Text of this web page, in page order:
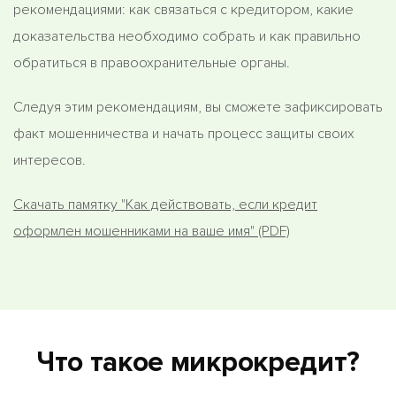
рекомендациями: как связаться с кредитором, какие
доказательства необходимо собрать и как правильно
обратиться в правоохранительные органы.
Следуя этим рекомендациям, вы сможете зафиксировать
факт мошенничества и начать процесс защиты своих
интересов.
Скачать памятку "Как действовать, если кредит
оформлен мошенниками на ваше имя" (PDF)
Что такое микрокредит?